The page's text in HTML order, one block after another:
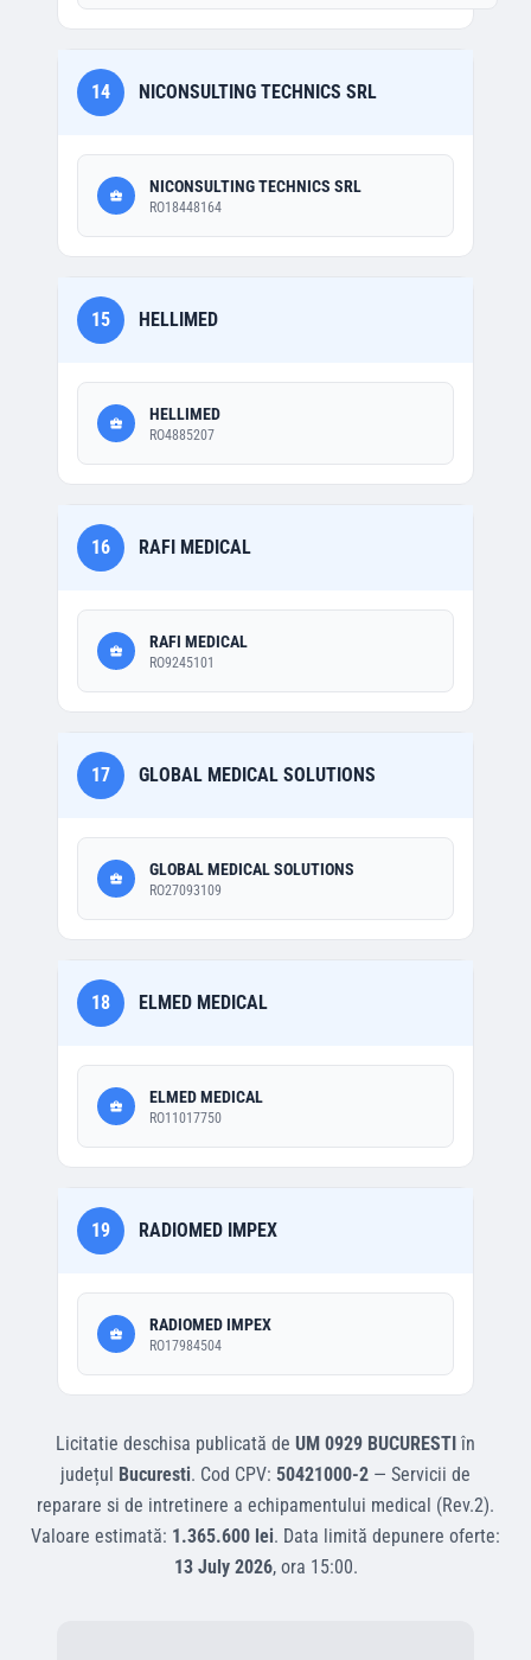
14 NICONSULTING TECHNICS SRL
NICONSULTING TECHNICS SRL
RO18448164
15 HELLIMED
HELLIMED
RO4885207
16 RAFI MEDICAL
RAFI MEDICAL
RO9245101
17 GLOBAL MEDICAL SOLUTIONS
GLOBAL MEDICAL SOLUTIONS
RO27093109
18 ELMED MEDICAL
ELMED MEDICAL
RO11017750
19 RADIOMED IMPEX
RADIOMED IMPEX
RO17984504
Licitatie deschisa publicată de UM 0929 BUCURESTI în
județul Bucuresti. Cod CPV: 50421000-2 — Servicii de
reparare si de intretinere a echipamentului medical (Rev.2).
Valoare estimată: 1.365.600 lei. Data limită depunere oferte:
13 July 2026, ora 15:00.